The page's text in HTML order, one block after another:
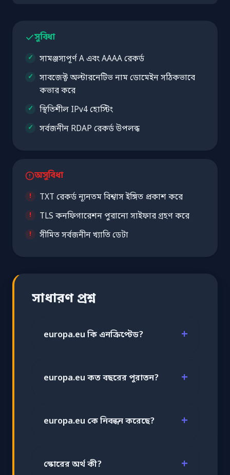
সুবিধা
সামঞ্জস্যপূর্ণ A এবং AAAA রেকর্ড
সাবজেক্ট অল্টারনেটিভ নাম ডোমেইন সঠিকভাবে
কভার করে
স্থিতিশীল IPv4 হোস্টিং
সর্বজনীন RDAP রেকর্ড উপলব্ধ
অসুবিধা
TXT রেকর্ড ন্যূনতম বিশ্বাস ইঙ্গিত প্রকাশ করে
TLS কনফিগারেশন পুরানো সাইফার গ্রহণ করে
সীমিত সর্বজনীন খ্যাতি ডেটা
সাধারণ প্রশ্ন
europa.eu কি এনক্রিপ্টেড?
europa.eu কত বছরের পুরাতন?
europa.eu কে নিবন্ধন করেছে?
স্কোরের অর্থ কী?